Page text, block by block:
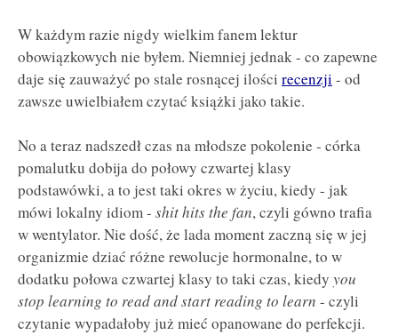
W każdym razie nigdy wielkim fanem lektur
obowiązkowych nie byłem. Niemniej jednak - co zapewne
daje się zauważyć po stale rosnącej ilości recenzji - od
zawsze uwielbiałem czytać książki jako takie.
No a teraz nadszedł czas na młodsze pokolenie - córka
pomalutku dobija do połowy czwartej klasy
podstawówki, a to jest taki okres w życiu, kiedy - jak
mówi lokalny idiom - shit hits the fan, czyli gówno trafia
w wentylator. Nie dość, że lada moment zaczną się w jej
organizmie dziać różne rewolucje hormonalne, to w
dodatku połowa czwartej klasy to taki czas, kiedy you
stop learning to read and start reading to learn - czyli
czytanie wypadałoby już mieć opanowane do perfekcji.